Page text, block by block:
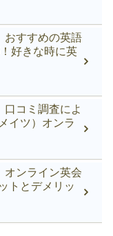
おすすめの英語
好きな時に英
口コミ調査によ
イツ）オンラ
オンライン英会
トとデメリッ